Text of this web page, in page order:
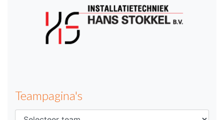
Teampagina's